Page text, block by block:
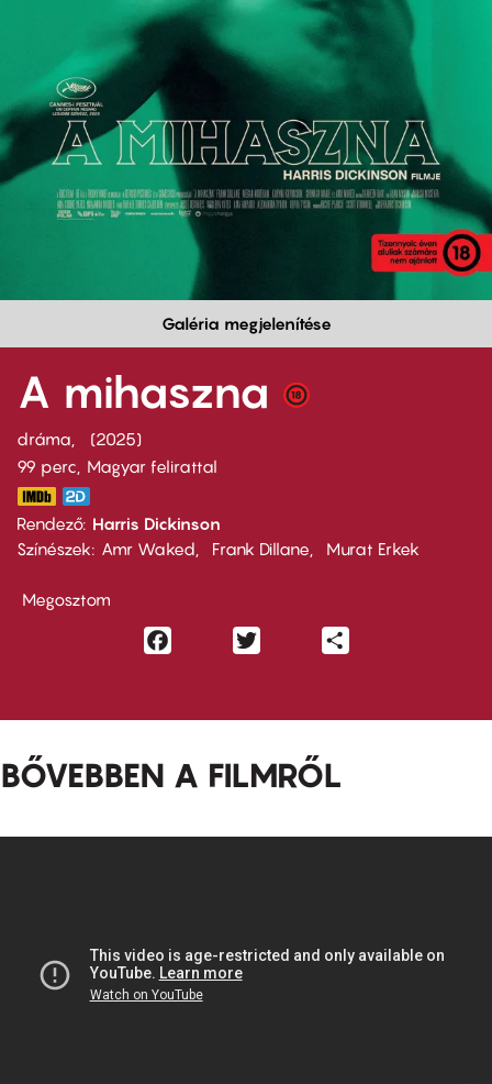
Galéria megjelenítése
A mihaszna
dráma
2025
99 perc,
Magyar felirattal
Rendező Harris Dickinson
Színészek
Amr Waked Frank Dillane Murat Erkek
Megosztom
Facebook
BŐVEBBEN A FILMRŐL